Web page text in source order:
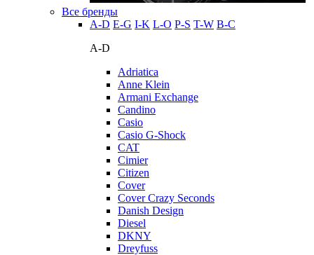
Все бренды
A-D E-G I-K L-O P-S T-W В-С
A-D
Adriatica
Anne Klein
Armani Exchange
Candino
Casio
Casio G-Shock
CAT
Cimier
Citizen
Cover
Cover Crazy Seconds
Danish Design
Diesel
DKNY
Dreyfuss